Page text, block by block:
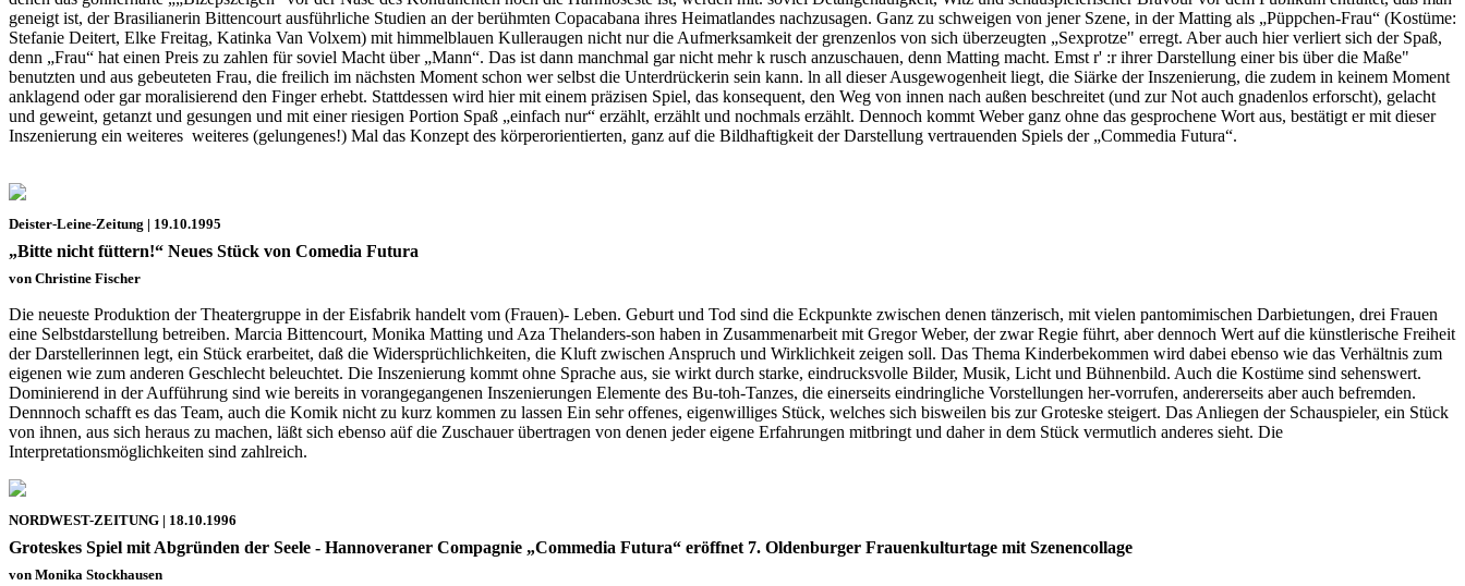
geneigt ist, der Brasilianerin Bittencourt ausführliche Studien an der berühmten Copacabana ihres Heimatlandes nachzusagen. Ganz zu schweigen von jener Szene, in der Matting als „Püppchen-Frau“ (Kostüme:
Stefanie Deitert, Elke Freitag, Katinka Van Volxem) mit himmelblauen Kulleraugen nicht nur die Aufmerksamkeit der grenzenlos von sich überzeugten „Sexprotze" erregt. Aber auch hier verliert sich der Spaß,
denn „Frau“ hat einen Preis zu zahlen für soviel Macht über „Mann“. Das ist dann manchmal gar nicht mehr k rusch anzuschauen, denn Matting macht. Emst r' :r ihrer Darstellung einer bis über die Maße"
benutzten und aus gebeuteten Frau, die freilich im nächsten Moment schon wer selbst die Unterdrückerin sein kann. ln all dieser Ausgewogenheit liegt, die Siärke der Inszenierung, die zudem in keinem Moment
anklagend oder gar moralisierend den Finger erhebt. Stattdessen wird hier mit einem präzisen Spiel, das konsequent, den Weg von innen nach außen beschreitet (und zur Not auch gnadenlos erforscht), gelacht
und geweint, getanzt und gesungen und mit einer riesigen Portion Spaß „einfach nur“ erzählt, erzählt und nochmals erzählt. Dennoch kommt Weber ganz ohne das gesprochene Wort aus, bestätigt er mit dieser
Inszenierung ein weiteres weiteres (gelungenes!) Mal das Konzept des körperorientierten, ganz auf die Bildhaftigkeit der Darstellung vertrauenden Spiels der „Commedia Futura“.
Deister-Leine-Zeitung | 19.10.1995
„Bitte nicht füttern!“ Neues Stück von Comedia Futura
von Christine Fischer
Die neueste Produktion der Theatergruppe in der Eisfabrik handelt vom (Frauen)- Leben. Geburt und Tod sind die Eckpunkte zwischen denen tänzerisch, mit vielen pantomimischen Darbietungen, drei Frauen
eine Selbstdarstellung betreiben. Marcia Bittencourt, Monika Matting und Aza Thelanders-son haben in Zusammenarbeit mit Gregor Weber, der zwar Regie führt, aber dennoch Wert auf die künstlerische Freiheit
der Darstellerinnen legt, ein Stück erarbeitet, daß die Widersprüchlichkeiten, die Kluft zwischen Anspruch und Wirklichkeit zeigen soll. Das Thema Kinderbekommen wird dabei ebenso wie das Verhältnis zum
eigenen wie zum anderen Geschlecht beleuchtet. Die Inszenierung kommt ohne Sprache aus, sie wirkt durch starke, eindrucksvolle Bilder, Musik, Licht und Bühnenbild. Auch die Kostüme sind sehenswert.
Dominierend in der Aufführung sind wie bereits in vorangegangenen Inszenierungen Elemente des Bu-toh-Tanzes, die einerseits eindringliche Vorstellungen her-vorrufen, andererseits aber auch befremden.
Dennnoch schafft es das Team, auch die Komik nicht zu kurz kommen zu lassen Ein sehr offenes, eigenwilliges Stück, welches sich bisweilen bis zur Groteske steigert. Das Anliegen der Schauspieler, ein Stück
von ihnen, aus sich heraus zu machen, läßt sich ebenso aüf die Zuschauer übertragen von denen jeder eigene Erfahrungen mitbringt und daher in dem Stück vermutlich anderes sieht. Die
Interpretationsmöglichkeiten sind zahlreich.
NORDWEST-ZEITUNG | 18.10.1996
Groteskes Spiel mit Abgründen der Seele - Hannoveraner Compagnie „Commedia Futura“ eröffnet 7. Oldenburger Frauenkulturtage mit Szenencollage
von Monika Stockhausen